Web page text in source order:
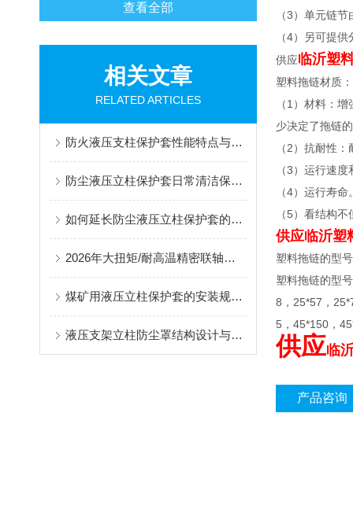
查看全部
相关文章
RELATED ARTICLES
防火液压支柱保护套性能特点与阻燃防护应用
防尘液压立柱保护套日常清洁保养与更换规范
如何延长防尘液压立柱保护套的使用寿命？
2026年大扭矩/耐高温精密联轴器定制找哪家？能实现精准定制的优质厂家盘点
煤矿用液压立柱保护套的安装规范与使用寿命提升方案
液压支架立柱防尘罩结构设计与密封防护原理
（3）单元链
（4）另可提
供应临沂塑
塑料拖链材质：
（1）材料：
少决定了拖链
（2）抗耐性
（3）运行速
（4）运行寿命
（5）看结构
供应临沂塑
塑料拖链的型
塑料拖链的型
8，25*57，
5，45*150，
供应临
产品咨询